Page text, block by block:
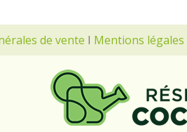
de vente I Mentions légales